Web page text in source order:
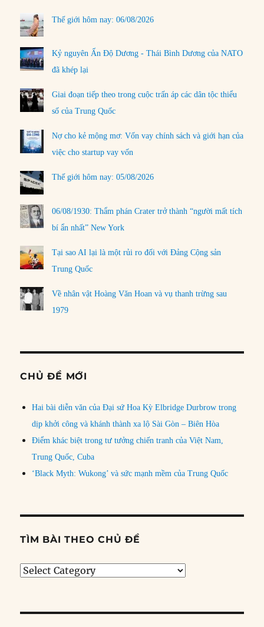
Thế giới hôm nay: 06/08/2026
Kỷ nguyên Ấn Độ Dương - Thái Bình Dương của NATO
đã khép lại
Giai đoạn tiếp theo trong cuộc trấn áp các dân tộc thiểu
số của Trung Quốc
Nợ cho kẻ mộng mơ: Vốn vay chính sách và giới hạn của
việc cho startup vay vốn
Thế giới hôm nay: 05/08/2026
06/08/1930: Thẩm phán Crater trở thành “người mất tích
bí ẩn nhất” New York
Tại sao AI lại là một rủi ro đối với Đảng Cộng sản
Trung Quốc
Về nhân vật Hoàng Văn Hoan và vụ thanh trừng sau
1979
CHỦ ĐỀ MỚI
Hai bài diễn văn của Đại sứ Hoa Kỳ Elbridge Durbrow trong
dịp khởi công và khánh thành xa lộ Sài Gòn – Biên Hòa
Điểm khác biệt trong tư tưởng chiến tranh của Việt Nam,
Trung Quốc, Cuba
‘Black Myth: Wukong’ và sức mạnh mềm của Trung Quốc
TÌM BÀI THEO CHỦ ĐỀ
Tìm